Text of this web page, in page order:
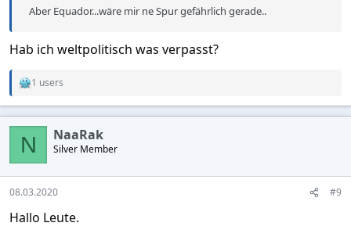
Aber Equador...wäre mir ne Spur gefährlich gerade..
Hab ich weltpolitisch was verpasst?
R
a
c
o
n
s
1 users
N NaaRak
Silver Member
08.03.2020 #9
Hallo Leute.